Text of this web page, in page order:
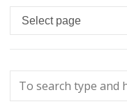
Languages